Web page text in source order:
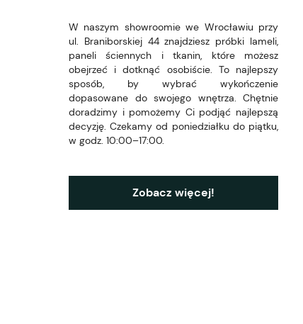
W naszym showroomie we Wrocławiu przy
ul. Braniborskiej 44 znajdziesz próbki lameli,
paneli ściennych i tkanin, które możesz
obejrzeć i dotknąć osobiście. To najlepszy
sposób, by wybrać wykończenie
dopasowane do swojego wnętrza. Chętnie
doradzimy i pomożemy Ci podjąć najlepszą
decyzję. Czekamy od poniedziałku do piątku,
w godz. 10:00–17:00.
Zobacz więcej!